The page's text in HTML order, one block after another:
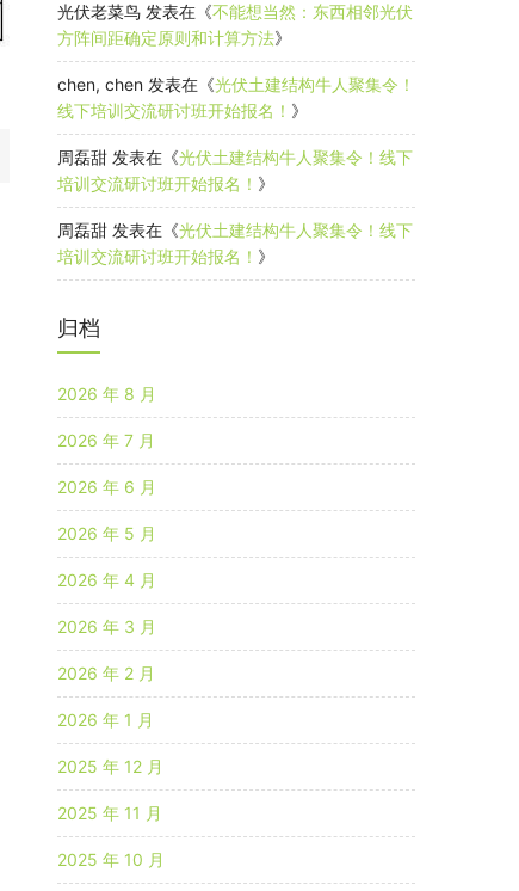
光伏老菜鸟 发表在《不能想当然：东西相邻光伏
方阵间距确定原则和计算方法》
chen, chen 发表在《光伏土建结构牛人聚集令！
线下培训交流研讨班开始报名！ 》
周磊甜 发表在《光伏土建结构牛人聚集令！线下
培训交流研讨班开始报名！ 》
周磊甜 发表在《光伏土建结构牛人聚集令！线下
培训交流研讨班开始报名！ 》
归档
2026 年 8 月
2026 年 7 月
2026 年 6 月
2026 年 5 月
2026 年 4 月
2026 年 3 月
2026 年 2 月
2026 年 1 月
2025 年 12 月
2025 年 11 月
2025 年 10 月